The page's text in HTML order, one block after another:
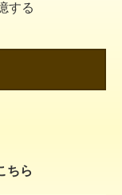
する
ちら